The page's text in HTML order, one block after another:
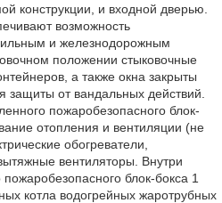
конструкции, и входной дверью.
возможность
и железнодорожным
положении стыковочные
а также окна закрыты
защиты от вандальных действий.
пожаробезопасного блок-
отопления и вентиляции (не
обогреватели,
вентиляторы. Внутри
блок-бокса 1
котла водогрейных жаротрубных